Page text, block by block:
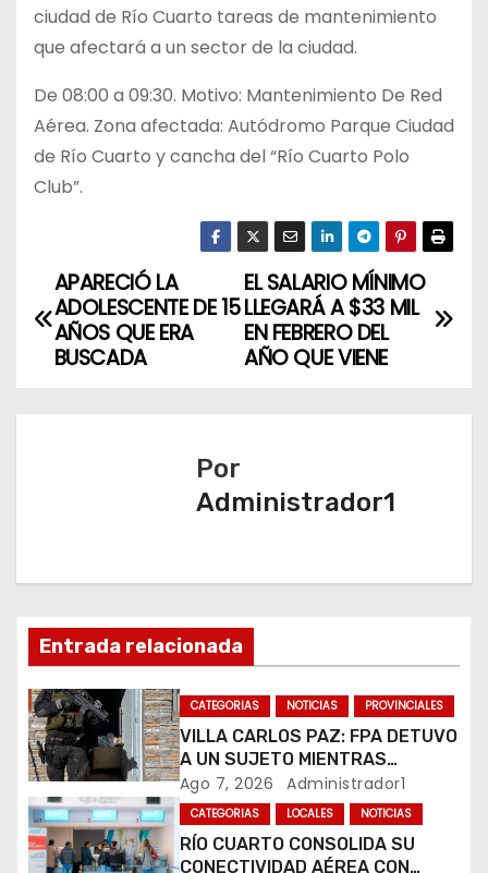
ciudad de Río Cuarto tareas de mantenimiento
que afectará a un sector de la ciudad.
De 08:00 a 09:30. Motivo: Mantenimiento De Red
Aérea. Zona afectada: Autódromo Parque Ciudad
de Río Cuarto y cancha del “Río Cuarto Polo
Club”.
N
a
ó
n
d
e
e
EL SALARIO MÍNIMO
LLEGARÁ A $33 MIL
EN FEBRERO DEL
AÑO QUE VIENE
APARECIÓ LA
ADOLESCENTE DE 15
AÑOS QUE ERA
BUSCADA
Por
Administrador1
Entrada relacionada
CATEGORIAS NOTICIAS PROVINCIALES
VILLA CARLOS PAZ: FPA DETUVO
A UN SUJETO MIENTRAS
COMERCIALIZABA COCAÍNA Y
MARIHUANA EN UNA PLAZA
Ago 7, 2026 Administrador1
CATEGORIAS LOCALES NOTICIAS
RÍO CUARTO CONSOLIDA SU
CONECTIVIDAD AÉREA CON